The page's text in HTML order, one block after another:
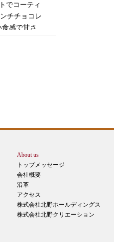
でコーティ
チチョコレ
感で甘さ
！北野エー
きなりで
ヒントは
はんぺ
バースカー
なんで
介いたしま
しピザ マ
ル商品のピ
もこの形！
About us
トップメッセージ
会社概要
沿革
アクセス
株式会社北野ホールディングス
株式会社北野クリエーション